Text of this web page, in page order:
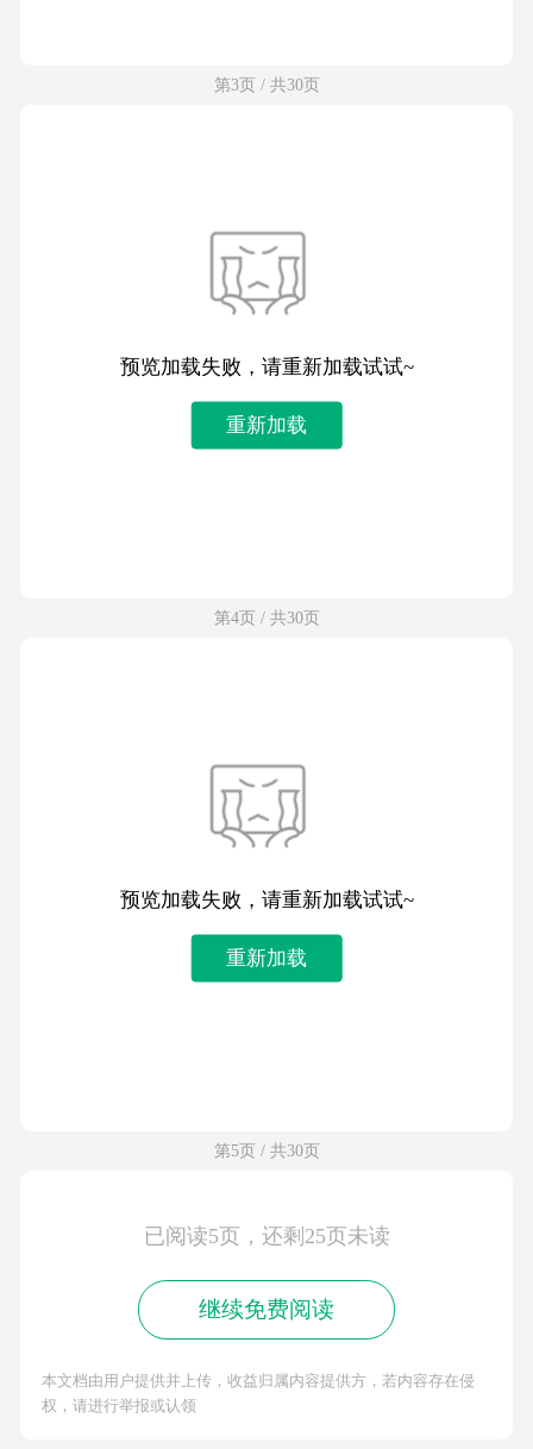
第3页 / 共30页
预览加载失败，请重新加载试试~
重新加载
第4页 / 共30页
预览加载失败，请重新加载试试~
重新加载
第5页 / 共30页
已阅读5页，还剩25页未读
继续免费阅读
本文档由用户提供并上传，收益归属内容提供方，若内容存在侵
权，请进行举报或认领